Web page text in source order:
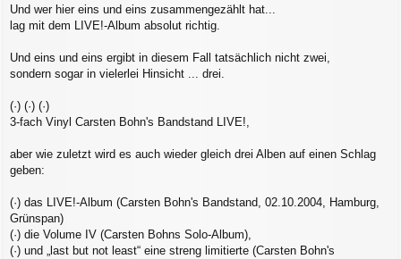
r
a
g
Und wer hier eins und eins zusammengezählt hat...
lag mit dem LIVE!-Album absolut richtig.
Und eins und eins ergibt in diesem Fall tatsächlich nicht zwei,
sondern sogar in vielerlei Hinsicht ... drei.
(·) (·) (·)
3-fach Vinyl Carsten Bohn's Bandstand LIVE!,
aber wie zuletzt wird es auch wieder gleich drei Alben auf einen Schlag
geben:
(·) das LIVE!-Album (Carsten Bohn's Bandstand, 02.10.2004, Hamburg,
Grünspan)
(·) die Volume IV (Carsten Bohns Solo-Album),
(·) und „last but not least“ eine streng limitierte (Carsten Bohn's